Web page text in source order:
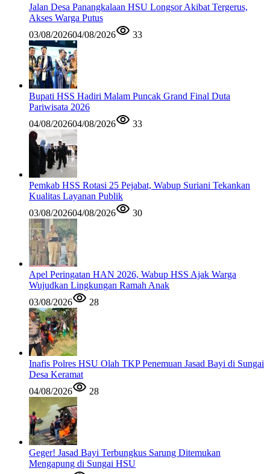
Jalan Desa Panangkalaan HSU Longsor Akibat Tergerus,
Akses Warga Putus
03/08/202604/08/2026 33
Bupati HSS Hadiri Malam Puncak Grand Final Duta
Pariwisata 2026
04/08/202604/08/2026 33
Pemkab HSS Rotasi 25 Pejabat, Wabup Suriani Tekankan
Kualitas Layanan Publik
03/08/202604/08/2026 30
Apel Peringatan HAN 2026, Wabup HSS Ajak Warga
Wujudkan Lingkungan Ramah Anak
03/08/2026
28
Inafis Polres HSU Olah TKP Penemuan Jasad Bayi di Sungai
Desa Keramat
04/08/2026
28
Geger! Jasad Bayi Terbungkus Sarung Ditemukan
Mengapung di Sungai HSU